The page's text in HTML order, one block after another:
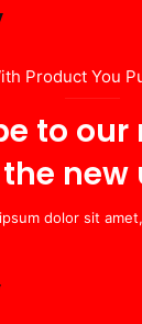
Product You
to
new
dolor sit